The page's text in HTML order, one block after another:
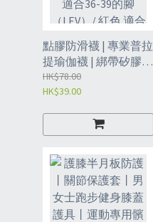
點膠防滑襪 | 專業普拉
提瑜伽襪 | 綁帶矽膠舞
蹈襪 | 防滑瑜伽襪 - 粉
色 適合36-39的腳
39的腳（LEV2）
HK$78.00
HK$39.00